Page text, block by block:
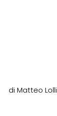
di Matteo Lolli